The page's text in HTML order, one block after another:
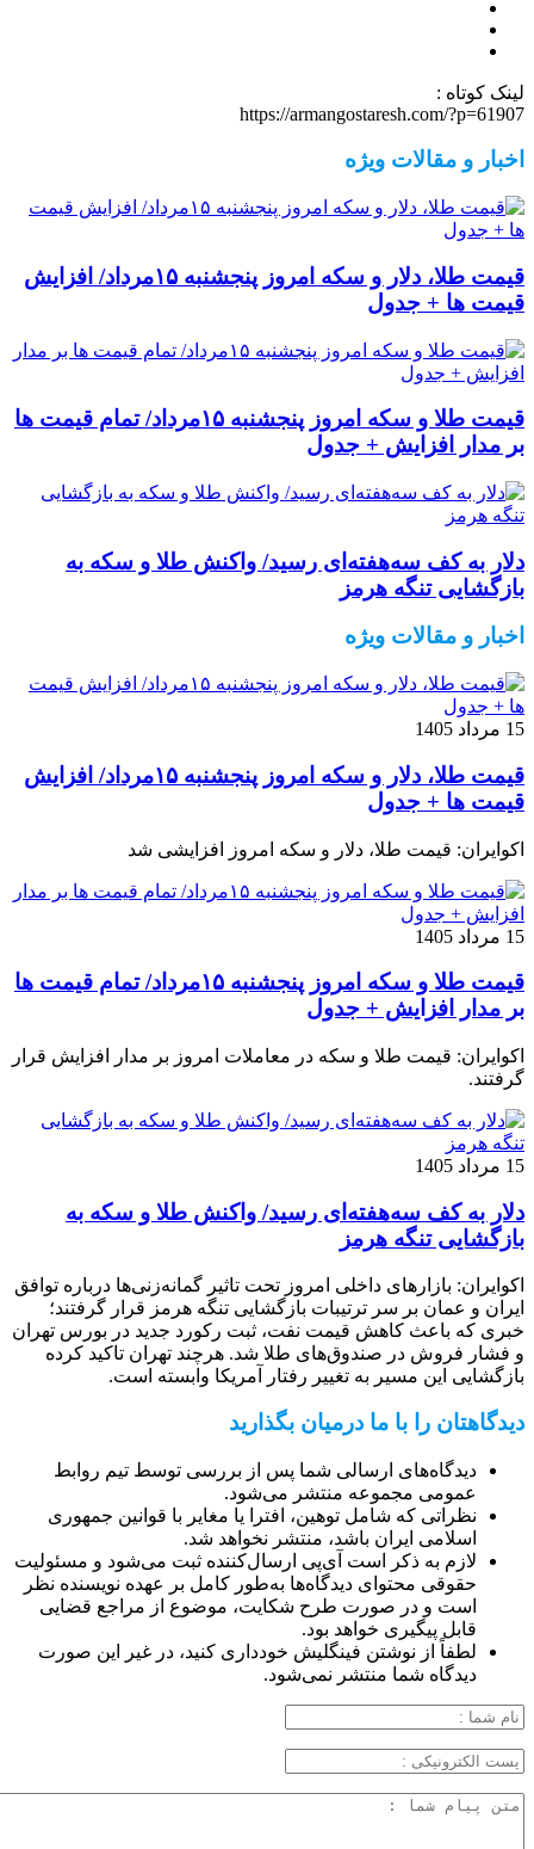
لینک کوتاه :
https://armangostaresh.com/?p=61907
اخبار و مقالات ویژه
قیمت طلا، دلار و سکه امروز پنجشنبه ۱۵مرداد/ افزایش
قیمت ها + جدول
قیمت طلا و سکه امروز پنجشنبه ۱۵مرداد/ تمام قیمت ها
بر مدار افزایش + جدول
دلار به کف سه‌هفته‌ای رسید/ واکنش طلا و سکه به
بازگشایی تنگه هرمز
اخبار و مقالات ویژه
15 مرداد 1405
قیمت طلا، دلار و سکه امروز پنجشنبه ۱۵مرداد/ افزایش
قیمت ها + جدول
اکوایران: قیمت طلا، دلار و سکه امروز افزایشی شد
15 مرداد 1405
قیمت طلا و سکه امروز پنجشنبه ۱۵مرداد/ تمام قیمت ها
بر مدار افزایش + جدول
اکوایران: قیمت طلا و سکه در معاملات امروز بر مدار افزایش قرار
گرفتند.
15 مرداد 1405
دلار به کف سه‌هفته‌ای رسید/ واکنش طلا و سکه به
بازگشایی تنگه هرمز
اکوایران: بازارهای داخلی امروز تحت تاثیر گمانه‌زنی‌ها درباره توافق
ایران و عمان بر سر ترتیبات بازگشایی تنگه هرمز قرار گرفتند؛
خبری که باعث کاهش قیمت نفت، ثبت رکورد جدید در بورس تهران
و فشار فروش در صندوق‌های طلا شد. هرچند تهران تاکید کرده
بازگشایی این مسیر به تغییر رفتار آمریکا وابسته است.
دیدگاهتان را با ما درمیان بگذارید
دیدگاه‌های ارسالی شما پس از بررسی توسط تیم روابط
عمومی مجموعه منتشر می‌شود.
نظراتی که شامل توهین، افترا یا مغایر با قوانین جمهوری
اسلامی ایران باشد، منتشر نخواهد شد.
لازم به ذکر است آی‌پی ارسال‌کننده ثبت می‌شود و مسئولیت
حقوقی محتوای دیدگاه‌ها به‌طور کامل بر عهده نویسنده نظر
است و در صورت طرح شکایت، موضوع از مراجع قضایی
قابل پیگیری خواهد بود.
لطفاً از نوشتن فینگلیش خودداری کنید، در غیر این صورت
دیدگاه شما منتشر نمی‌شود.